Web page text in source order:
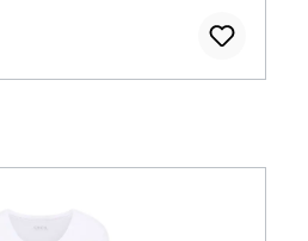
Preis: